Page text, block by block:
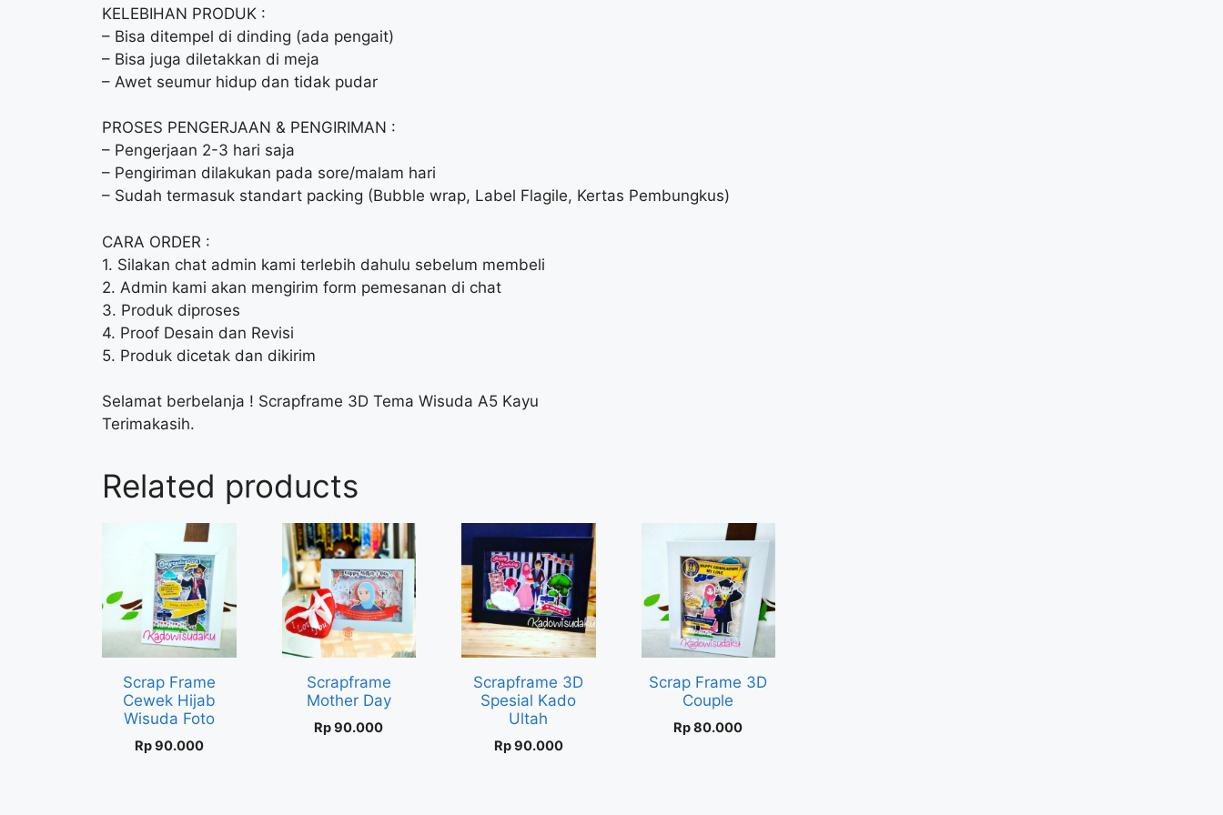
KELEBIHAN PRODUK :
– Bisa ditempel di dinding (ada pengait)
– Bisa juga diletakkan di meja
– Awet seumur hidup dan tidak pudar
PROSES PENGERJAAN & PENGIRIMAN :
– Pengerjaan 2-3 hari saja
– Pengiriman dilakukan pada sore/malam hari
– Sudah termasuk standart packing (Bubble wrap, Label Flagile, Kertas Pembungkus)
CARA ORDER :
1. Silakan chat admin kami terlebih dahulu sebelum membeli
2. Admin kami akan mengirim form pemesanan di chat
3. Produk diproses
4. Proof Desain dan Revisi
5. Produk dicetak dan dikirim
Selamat berbelanja ! Scrapframe 3D Tema Wisuda A5 Kayu
Terimakasih.
Related products
Scrap Frame
Cewek Hijab
Wisuda Foto
Rp90.000
Scrapframe
Mother Day
Rp90.000
Scrapframe 3D
Spesial Kado
Ultah
Rp90.000
Scrap Frame 3D
Couple
Rp80.000